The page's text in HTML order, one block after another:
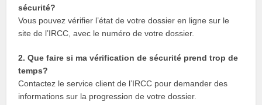
sécurité?
Vous pouvez vérifier l’état de votre dossier en ligne sur le
site de l’IRCC, avec le numéro de votre dossier.
2. Que faire si ma vérification de sécurité prend trop de
temps?
Contactez le service client de l’IRCC pour demander des
informations sur la progression de votre dossier.